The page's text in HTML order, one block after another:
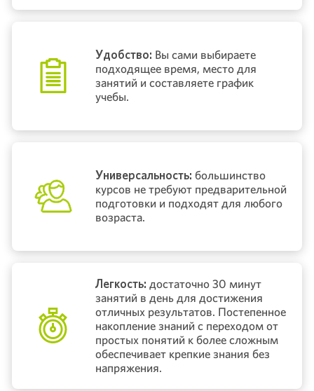
Удобство: Вы сами выбираете
подходящее время, место для
занятий и составляете график
учебы.
Универсальность: большинство
курсов не требуют предварительной
подготовки и подходят для любого
возраста.
Легкость: достаточно 30 минут
занятий в день для достижения
отличных результатов. Постепенное
накопление знаний с переходом от
простых понятий к более сложным
обеспечивает крепкие знания без
напряжения.